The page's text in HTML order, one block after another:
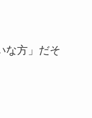
査！
な方」だそ